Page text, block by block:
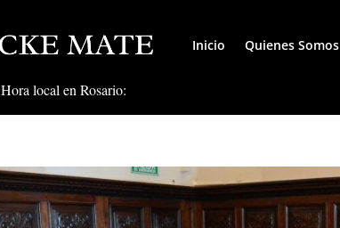
Inicio Quienes Somos
Hora local en Rosario: